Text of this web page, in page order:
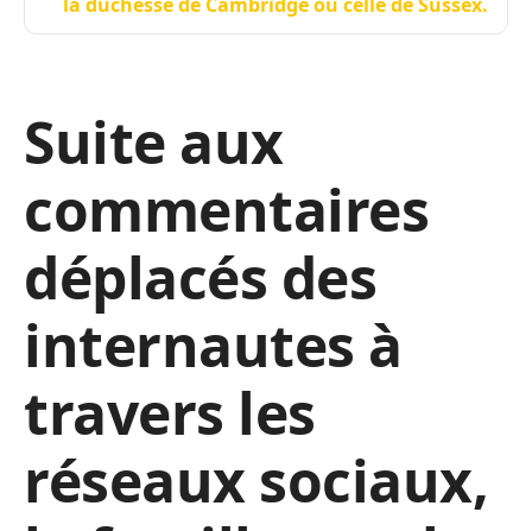
Suite aux
commentaires
déplacés des
internautes à
travers les
réseaux sociaux,